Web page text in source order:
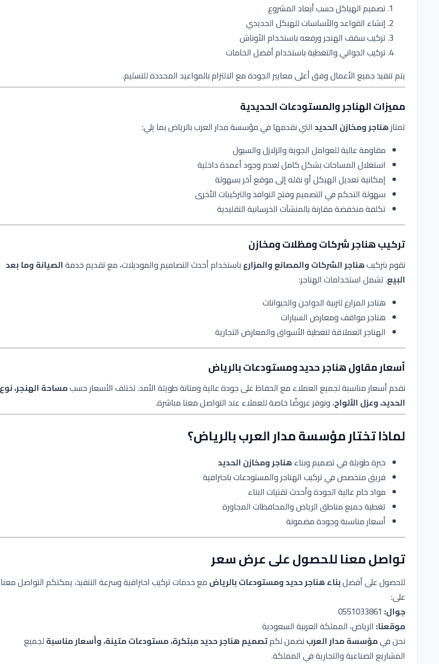
تصميم الهياكل حسب أبعاد المشروع
إنشاء القواعد والأساسات للهيكل الحديدي
تركيب سقف الهنجر ورفعه باستخدام الأوناش
تركيب الجواني والتغطية باستخدام أفضل الخامات
يتم تنفيذ جميع الأعمال وفق أعلى معايير الجودة مع الالتزام بالمواعيد المحددة للتسليم.
مميزات الهناجر والمستودعات الحديدية
تمتازهناجر ومخازن الحديدالتي نقدمها في مؤسسة مدار العرب بالرياض بما يلي:
مقاومة عالية للعوامل الجوية والزلازل والسيول
استغلال المساحات بشكل كامل لعدم وجود أعمدة داخلية
إمكانية تعديل الهيكل أو نقله إلى موقع آخر بسهولة
سهولة التحكم في التصميم وفتح النوافذ والتركيبات الأخرى
تكلفة منخفضة مقارنة بالمنشآت الخرسانية التقليدية
تركيب هناجر شركات ومظلات ومخازن
نقوم بتركيبهناجر الشركات والمصانع والمزارعباستخدام أحدث التصاميم والموديلات، مع تقديم خدمةالصيانة وما بعد
البيع. تشمل استخدامات الهناجر:
هناجر المزارع لتربية الدواجن والحيوانات
هناجر مواقف ومعارض السيارات
الهناجر العملاقة لتغطية الأسواق والمعارض التجارية
أسعار مقاول هناجر حديد ومستودعات بالرياض
نقدم أسعار مناسبة لجميع العملاء مع الحفاظ على جودة عالية ومتانة طويلة الأمد. تختلف الأسعار حسبمساحة الهنجر، نوع
الحديد، وعزل الألواح، ونوفر عروضًا خاصة للعملاء عند التواصل معنا مباشرة.
لماذا تختار مؤسسة مدار العرب بالرياض؟
خبرة طويلة في تصميم وبناءهناجر ومخازن الحديد
فريق متخصص في تركيب الهناجر والمستودعات باحترافية
مواد خام عالية الجودة وأحدث تقنيات البناء
تغطية جميع مناطق الرياض والمحافظات المجاورة
أسعار مناسبة وجودة مضمونة
تواصل معنا للحصول على عرض سعر
للحصول على أفضلبناء هناجر حديد ومستودعات بالرياضمع خدمات تركيب احترافية وسرعة التنفيذ، يمكنكم التواصل معنا
على:
جوال:
موقعنا: الرياض، المملكة العربية السعودية
نحن فيمؤسسة مدار العربنضمن لكمتصميم هناجر حديد مبتكرة، مستودعات متينة، وأسعار مناسبةلجميع
المشاريع الصناعية والتجارية في المملكة.